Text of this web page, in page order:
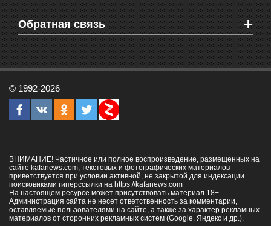
Здоровье
СМС мнения читателей
Блоги феодосийцев
Школы Феодосии
Печатная версия газеты "Кафа"
RSS
Обратная связь +
Рекламодателям
Контактная информация
© 1992-2026
ВНИМАНИЕ! Частичное или полное воспроизведение, размещенных на
сайте kafanews.com, текстовых и фотографических материалов
приветствуется при условии активной, не закрытой для индексации
поисковиками гиперссылки на https://kafanews.com
На настоящем ресурсе может присутствовать материал 18+
Администрация сайта не несет ответственность за комментарии,
оставляемые пользователями на сайте, а также за характер рекламных
материалов от сторонних рекламных систем (Google, Яндекс и др.).